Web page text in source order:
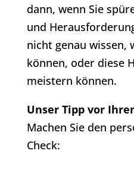
dann, wenn Sie
und
nicht genau wissen,
können, oder diese
meistern können.
Unser Tipp vor
Machen Sie den
Check: